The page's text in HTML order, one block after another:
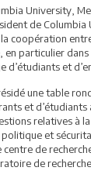
University,
de Columbia
coopération
particulier
d’étudiants et
une table
et d’étudiants
relatives à
et
de
de